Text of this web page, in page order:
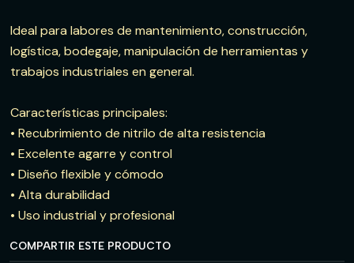
Ideal para labores de mantenimiento, construcción,
logística, bodegaje, manipulación de herramientas y
trabajos industriales en general.
Características principales:
• Recubrimiento de nitrilo de alta resistencia
• Excelente agarre y control
• Diseño flexible y cómodo
• Alta durabilidad
• Uso industrial y profesional
COMPARTIR ESTE PRODUCTO